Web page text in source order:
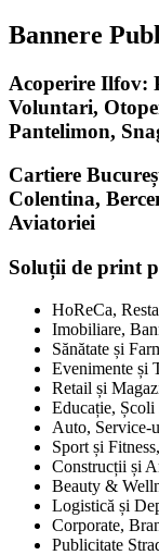
Bannere
Acoperire Ilfov:
Voluntari,
Pantelimon,
Cartiere
Colentina,
Aviatoriei
Soluții de print
HoReCa,
Imobiliare,
Sănătate și
Evenimente și
Retail și
Educație,
Auto, Service-
Sport și
Construcții și
Beauty &
Logistică și
Corporate,
Publicitate